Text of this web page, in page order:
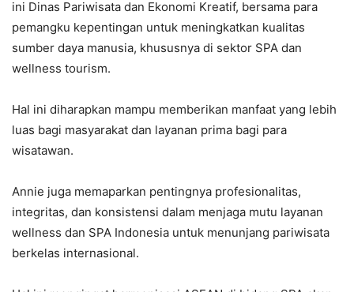
ini Dinas Pariwisata dan Ekonomi Kreatif, bersama para
pemangku kepentingan untuk meningkatkan kualitas
sumber daya manusia, khususnya di sektor SPA dan
wellness tourism.
Hal ini diharapkan mampu memberikan manfaat yang lebih
luas bagi masyarakat dan layanan prima bagi para
wisatawan.
​Annie juga memaparkan pentingnya profesionalitas,
integritas, dan konsistensi dalam menjaga mutu layanan
wellness dan SPA Indonesia untuk menunjang pariwisata
berkelas internasional.